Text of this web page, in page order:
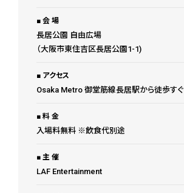
会 場
長居公園 自由広場
（大阪市東住吉区長居公園1-1)
アクセス
Osaka Metro 御堂筋線長居駅から徒歩すぐ
料 金
入場料無料 ※飲食代別途
主 催
LAF Entertainment